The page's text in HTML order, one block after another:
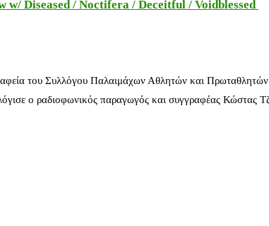
w/ Diseased / Noctifera / Deceitful / Voidblessed
του Συλλόγου Παλαιμάχων Αθλητών και
ο ραδιοφωνικός παραγωγός και συγγραφέας Κώστας